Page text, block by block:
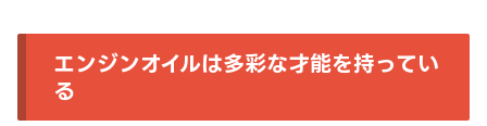
エンジンオイルは多彩な才能を持ってい
る